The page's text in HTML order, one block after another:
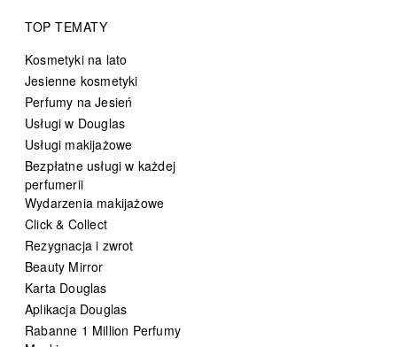
TOP TEMATY
Kosmetyki na lato
Jesienne kosmetyki
Perfumy na Jesień
Usługi w Douglas
Usługi makijażowe
Bezpłatne usługi w każdej
perfumerii
Wydarzenia makijażowe
Click & Collect
Rezygnacja i zwrot
Beauty Mirror
Karta Douglas
Aplikacja Douglas
Rabanne 1 Million Perfumy